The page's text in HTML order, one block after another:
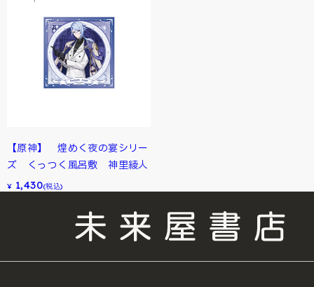
【原神】 煌めく夜の宴シリー
ズ くっつく風呂敷 神里綾人
¥ 1,430(税込)